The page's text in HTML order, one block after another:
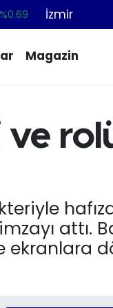
%0.69
%0.02
%48
İzmir
Magazin
ve
attı.
ekranlara